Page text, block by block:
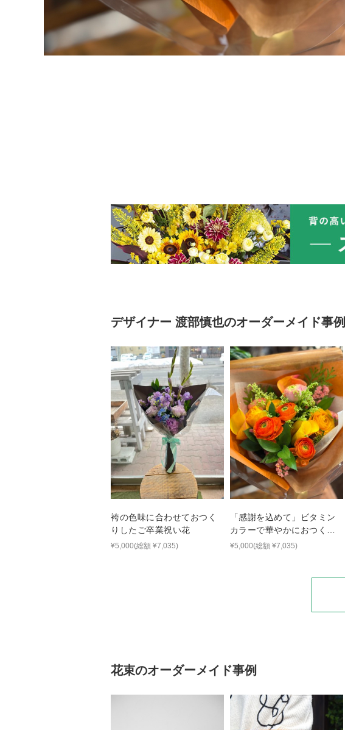
デザイナー 渡部慎也のオーダーメイド事例
袴の色味に合わせておつく
りしたご卒業祝い花
¥5,000(総額 ¥7,035)
「感謝を込めて」ビタミン
カラーで華やかにおつくり
した花束
¥5,000(総額 ¥7,035)
花束のオーダーメイド事例